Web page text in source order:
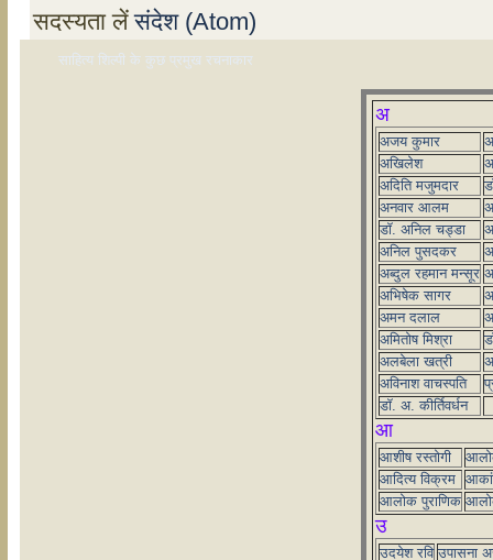
सदस्यता लेंसंदेश (Atom)
साहित्य शिल्पी के कुछ प्रमुख रचनाकार
अ
अजय कुमार
अखिलेश
अदिति मजुमदार
अनवार आलम
डॉ. अनिल चड्डा
अनिल पुसदकर
अब्दुल रहमान मन्सूर
अभिषेक सागर
अमन दलाल
अमितोष मिश्रा
अलबेला खत्री
अविनाश वाचस्पति
डॉ. अ. कीर्तिवर्धन
आ
आशीष रस्तोगी
आदित्य विक्रम
आलोक पुराणिक
उ
उदयेश रवि उपासना